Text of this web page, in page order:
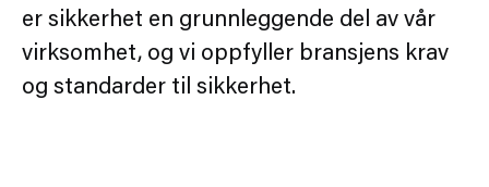
er sikkerhet en grunnleggende del av vår
virksomhet, og vi oppfyller bransjens krav
og standarder til sikkerhet.